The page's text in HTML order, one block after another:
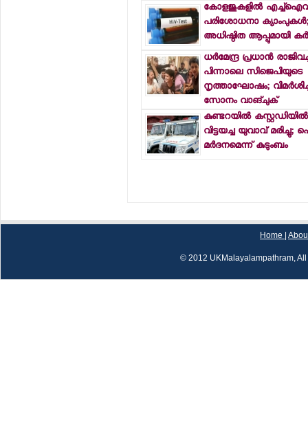
കോളജുകളില്‍
പരിശോധനാ
അധിഷ്ഠിത ആപ്പുമായി
ധര്‍മേന്ദ്ര പ്രധാന്‍
പിന്നാലെ സിജെപിയുടെ
നൃത്താഘോഷം;
സോനം വാങ്ചുക്
കുണ്ടറയില്‍
വിട്ടയച്ച യുവാവ് മരിച്ചു;
മര്‍ദനമെന്ന് കുടുംബം
Home
© 2012 UKMalayalampathram,